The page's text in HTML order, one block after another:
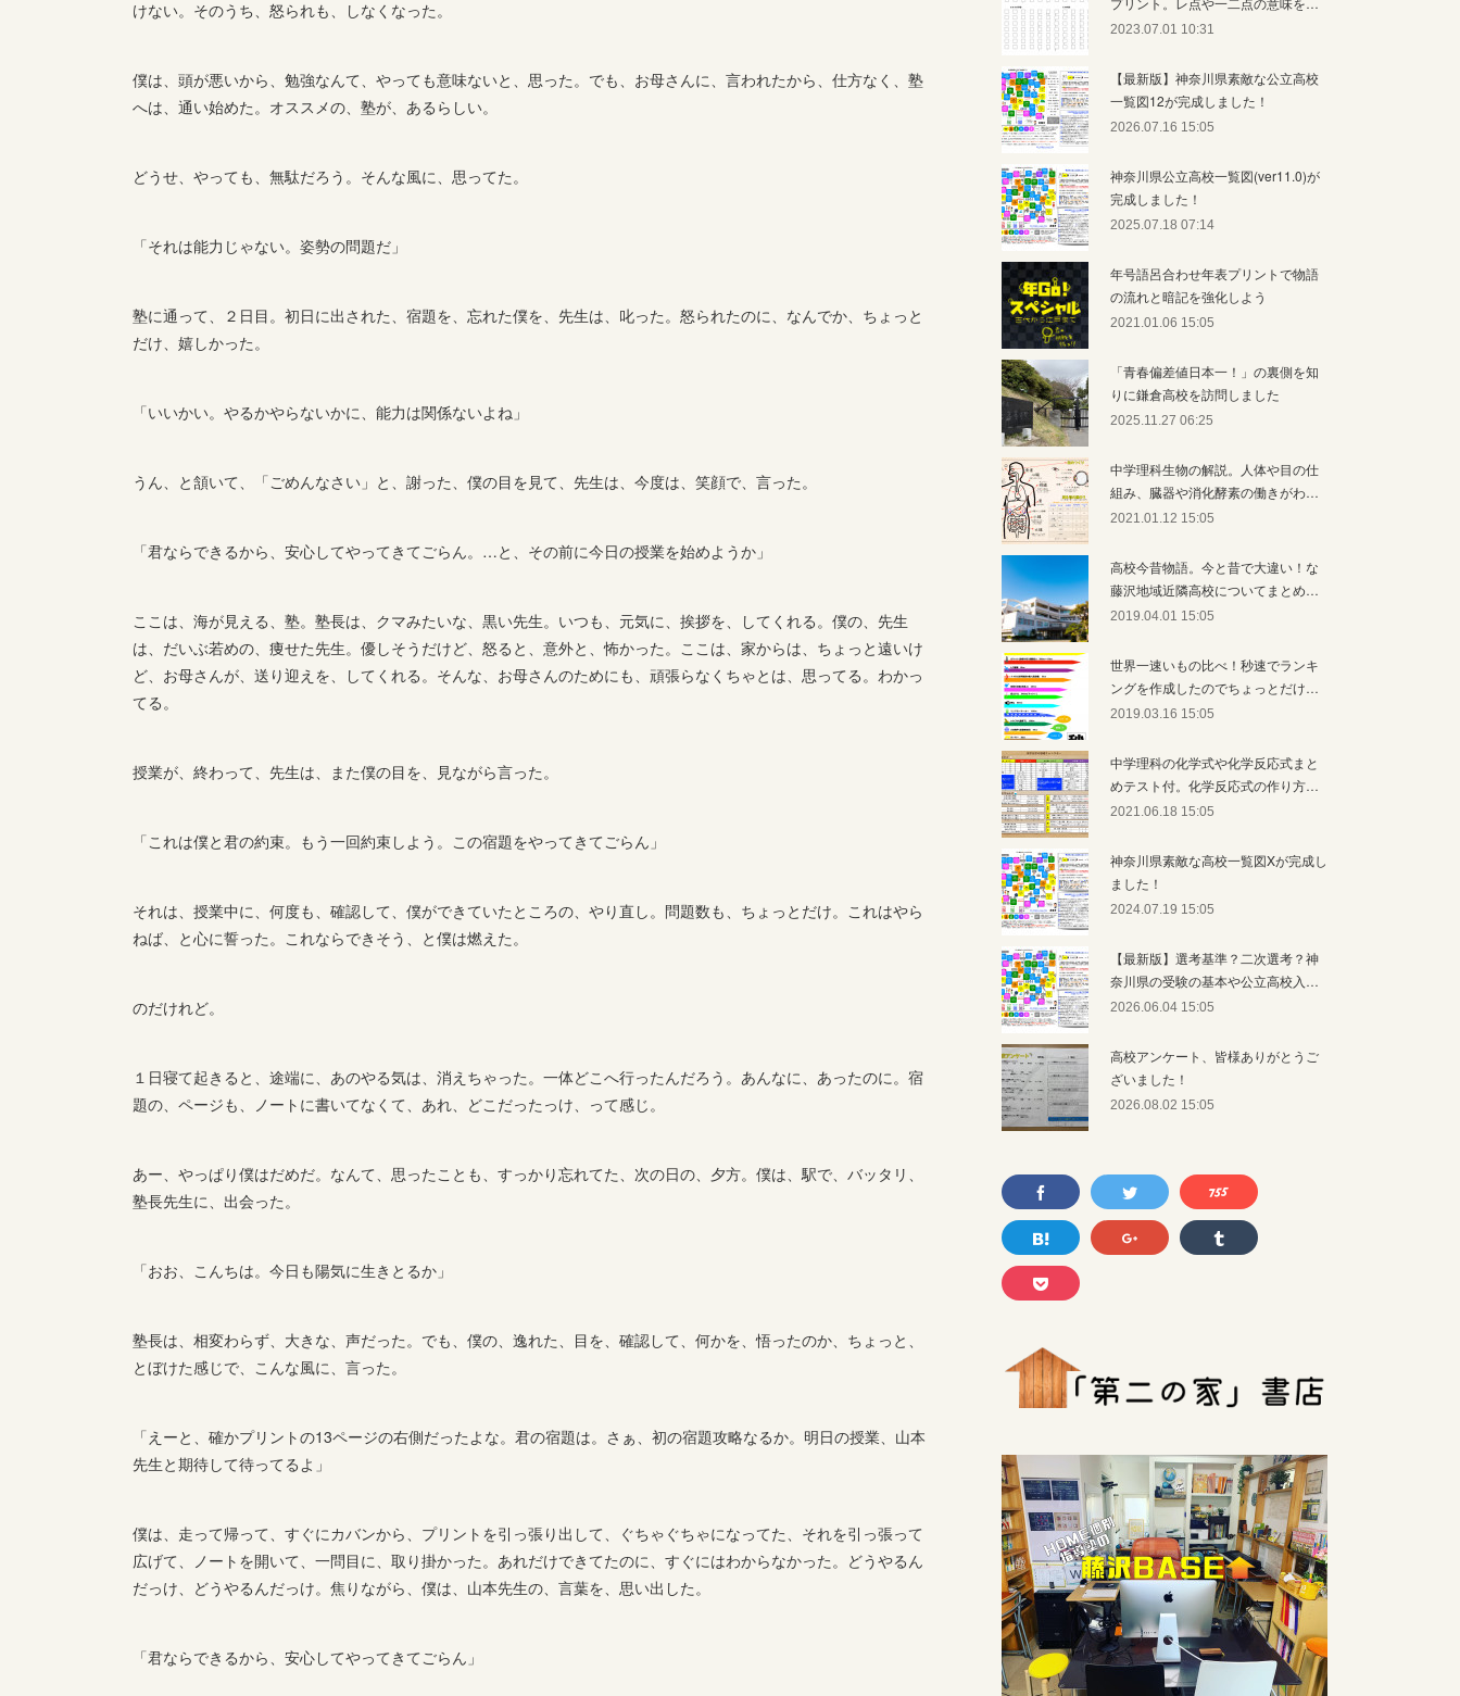
けない。そのうち、怒られも、しなくなった。
僕は、頭が悪いから、勉強なんて、やっても意味ないと、思った。でも、お母さんに、言われたから、仕方なく、塾
へは、通い始めた。オススメの、塾が、あるらしい。
どうせ、やっても、無駄だろう。そんな風に、思ってた。
「それは能力じゃない。姿勢の問題だ」
塾に通って、２日目。初日に出された、宿題を、忘れた僕を、先生は、叱った。怒られたのに、なんでか、ちょっと
だけ、嬉しかった。
「いいかい。やるかやらないかに、能力は関係ないよね」
うん、と頷いて、「ごめんなさい」と、謝った、僕の目を見て、先生は、今度は、笑顔で、言った。
「君ならできるから、安心してやってきてごらん。…と、その前に今日の授業を始めようか」
ここは、海が見える、塾。塾長は、クマみたいな、黒い先生。いつも、元気に、挨拶を、してくれる。僕の、先生
は、だいぶ若めの、痩せた先生。優しそうだけど、怒ると、意外と、怖かった。ここは、家からは、ちょっと遠いけ
ど、お母さんが、送り迎えを、してくれる。そんな、お母さんのためにも、頑張らなくちゃとは、思ってる。わかっ
てる。
授業が、終わって、先生は、また僕の目を、見ながら言った。
「これは僕と君の約束。もう一回約束しよう。この宿題をやってきてごらん」
それは、授業中に、何度も、確認して、僕ができていたところの、やり直し。問題数も、ちょっとだけ。これはやら
ねば、と心に誓った。これならできそう、と僕は燃えた。
のだけれど。
１日寝て起きると、途端に、あのやる気は、消えちゃった。一体どこへ行ったんだろう。あんなに、あったのに。宿
題の、ページも、ノートに書いてなくて、あれ、どこだったっけ、って感じ。
あー、やっぱり僕はだめだ。なんて、思ったことも、すっかり忘れてた、次の日の、夕方。僕は、駅で、バッタリ、
塾長先生に、出会った。
「おお、こんちは。今日も陽気に生きとるか」
塾長は、相変わらず、大きな、声だった。でも、僕の、逸れた、目を、確認して、何かを、悟ったのか、ちょっと、
とぼけた感じで、こんな風に、言った。
「えーと、確かプリントの13ページの右側だったよな。君の宿題は。さぁ、初の宿題攻略なるか。明日の授業、山本
先生と期待して待ってるよ」
僕は、走って帰って、すぐにカバンから、プリントを引っ張り出して、ぐちゃぐちゃになってた、それを引っ張って
広げて、ノートを開いて、一問目に、取り掛かった。あれだけできてたのに、すぐにはわからなかった。どうやるん
だっけ、どうやるんだっけ。焦りながら、僕は、山本先生の、言葉を、思い出した。
「君ならできるから、安心してやってきてごらん」
2023.07.01 10:31
【最新版】神奈川県素敵な公立高校
一覧図12が完成しました！
2026.07.16 15:05
神奈川県公立高校一覧図(ver11.0)が
完成しました！
2025.07.18 07:14
年号語呂合わせ年表プリントで物語
の流れと暗記を強化しよう
2021.01.06 15:05
「青春偏差値日本一！」の裏側を知
りに鎌倉高校を訪問しました
2025.11.27 06:25
中学理科生物の解説。人体や目の仕
組み、臓器や消化酵素の働きがわ…
2021.01.12 15:05
高校今昔物語。今と昔で大違い！な
藤沢地域近隣高校についてまとめ…
2019.04.01 15:05
世界一速いもの比べ！秒速でランキ
ングを作成したのでちょっとだけ…
2019.03.16 15:05
中学理科の化学式や化学反応式まと
めテスト付。化学反応式の作り方…
2021.06.18 15:05
神奈川県素敵な高校一覧図Xが完成し
ました！
2024.07.19 15:05
【最新版】選考基準？二次選考？神
奈川県の受験の基本や公立高校入…
2026.06.04 15:05
高校アンケート、皆様ありがとうご
ざいました！
2026.08.02 15:05